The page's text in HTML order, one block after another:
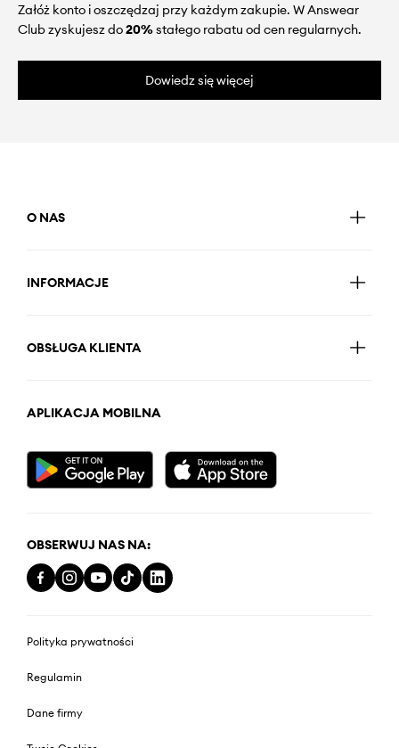
Załóż konto i oszczędzaj przy każdym zakupie. W Answear
Club zyskujesz do20%stałego rabatu od cen regularnych.
Dowiedz się więcej
O NAS
INFORMACJE
OBSŁUGA KLIENTA
APLIKACJA MOBILNA
OBSERWUJ NAS NA:
Polityka prywatności
Regulamin
Dane firmy